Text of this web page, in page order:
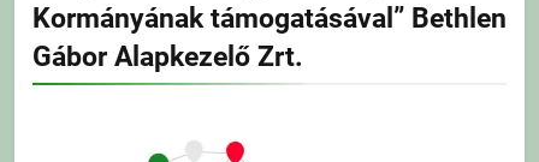
Kormányának támogatásával” Bethlen
Gábor Alapkezelő Zrt.